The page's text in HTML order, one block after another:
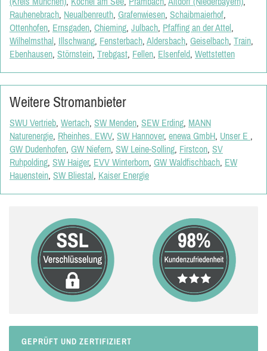
Rauhenebrach, Neualbenreuth, Grafenwiesen, Schaibmaierhof,
Ottenhofen, Ernsgaden, Chieming, Julbach, Pfaffing an der Attel,
Wilhelmsthal, Illschwang, Fensterbach, Aldersbach, Geiselbach, Train,
Ebenhausen, Störnstein, Trebgast, Fellen, Elsenfeld, Wettstetten
Weitere Stromanbieter
SWU Vertrieb, Wertach, SW Menden, SEW Erding, MANN
Naturenergie, Rheinhes. EWV, SW Hannover, enewa GmbH, Unser E ,
GW Dudenhofen, GW Niefern, SW Leine-Solling, Firstcon, SV
Ruhpolding, SW Haiger, EVV Winterborn, GW Waldfischbach, EW
Hauenstein, SW Bliestal, Kaiser Energie
GEPRÜFT UND ZERTIFIZIERT